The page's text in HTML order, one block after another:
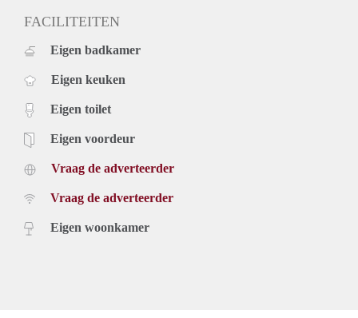
FACILITEITEN
Eigen badkamer
Eigen keuken
Eigen toilet
Eigen voordeur
Vraag de adverteerder
Vraag de adverteerder
Eigen woonkamer